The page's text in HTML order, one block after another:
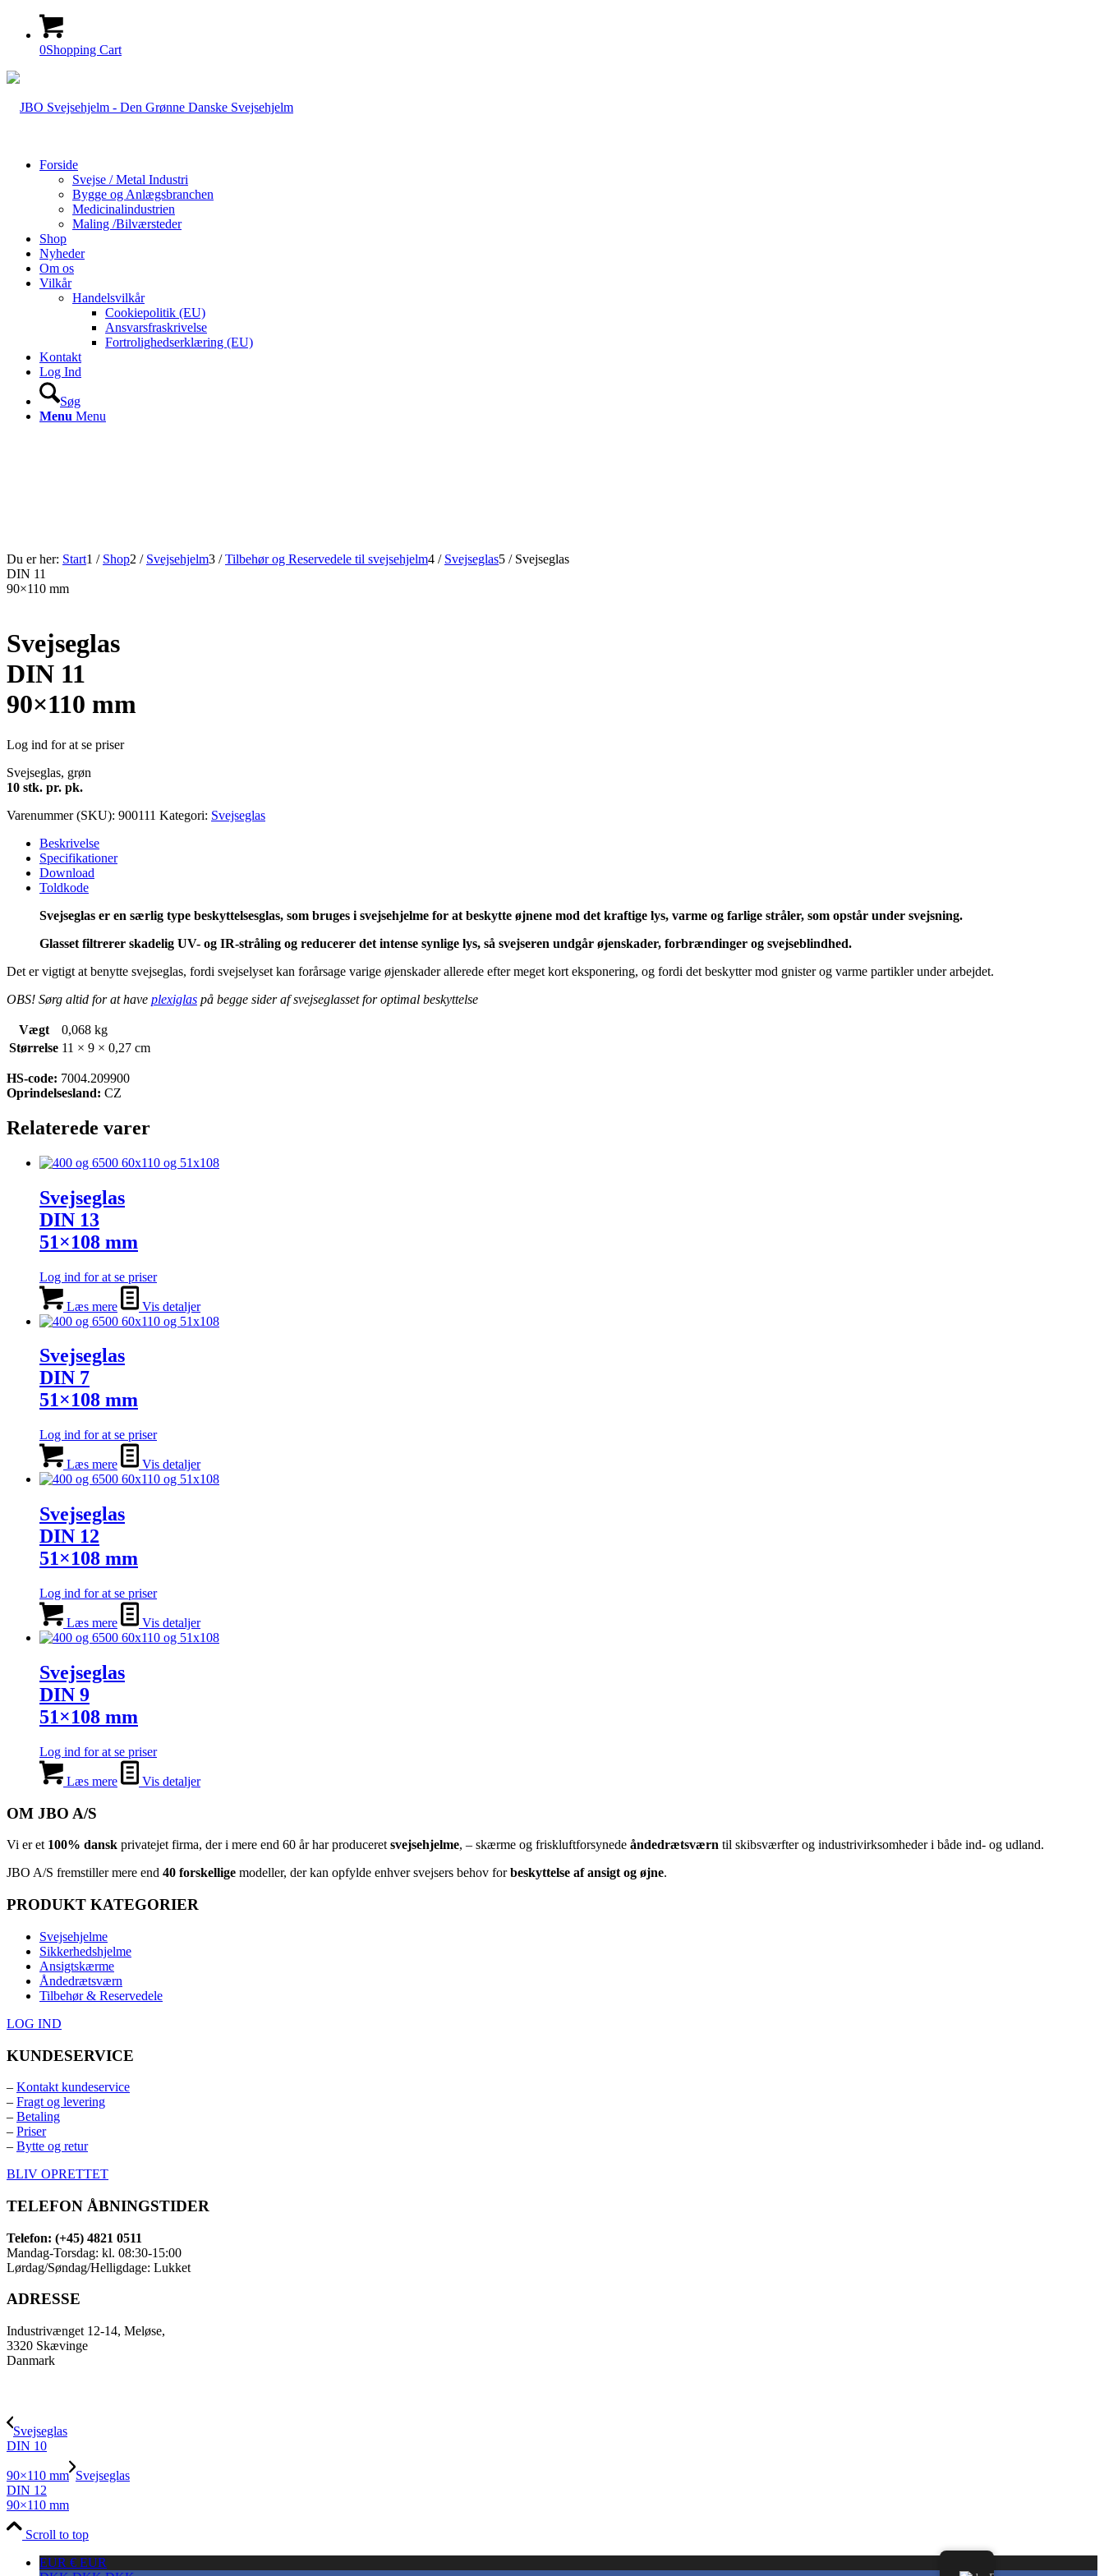
0Shopping Cart
Forside
Svejse / Metal Industri
Bygge og Anlægsbranchen
Medicinalindustrien
Maling /Bilværsteder
Shop
Nyheder
Om os
Vilkår
Handelsvilkår
Cookiepolitik (EU)
Ansvarsfraskrivelse
Fortrolighedserklæring (EU)
Kontakt
Log Ind
Søg
Menu Menu
Du er her: Start1 / Shop2 / Svejsehjelm3 / Tilbehør og Reservedele til svejsehjelm4 / Svejseglas5 / Svejseglas
DIN 11
90×110 mm
Svejseglas
DIN 11
90×110 mm
Log ind for at se priser
Svejseglas, grøn
10 stk. pr. pk.
Varenummer (SKU): 900111 Kategori: Svejseglas
Beskrivelse
Specifikationer
Download
Toldkode
Svejseglas er en særlig type beskyttelsesglas, som bruges i svejsehjelme for at beskytte øjnene mod det kraftige lys, varme og farlige stråler, som opstår under svejsning.
Glasset filtrerer skadelig UV- og IR-stråling og reducerer det intense synlige lys, så svejseren undgår øjenskader, forbrændinger og svejseblindhed.
Det er vigtigt at benytte svejseglas, fordi svejselyset kan forårsage varige øjenskader allerede efter meget kort eksponering, og fordi det beskytter mod gnister og varme partikler under arbejdet.
OBS! Sørg altid for at have plexiglas på begge sider af svejseglasset for optimal beskyttelse
Vægt
0,068 kg
Størrelse 11 × 9 × 0,27 cm
HS-code: 7004.209900
Oprindelsesland: CZ
Relaterede varer
Svejseglas
DIN 13
51×108 mm
Log ind for at se priser
Læs mere Vis detaljer
Svejseglas
DIN 7
51×108 mm
Log ind for at se priser
Læs mere Vis detaljer
Svejseglas
DIN 12
51×108 mm
Log ind for at se priser
Læs mere Vis detaljer
Svejseglas
DIN 9
51×108 mm
Log ind for at se priser
Læs mere Vis detaljer
OM JBO A/S
Vi er et 100% dansk privatejet firma, der i mere end 60 år har produceret svejsehjelme, – skærme og friskluftforsynede åndedrætsværn til skibsværfter og industrivirksomheder i både ind- og udland.
JBO A/S ⁦ fremstiller mere end 40 forskellige modeller, der kan opfylde enhver svejsers behov forbeskyttelse af ansigt og øjne.⁩
PRODUKT KATEGORIER
Svejsehjelme
Sikkerhedshjelme
Ansigtskærme
Åndedrætsværn
Tilbehør & Reservedele
LOG IND
KUNDESERVICE
– Kontakt kundeservice
– Fragt og levering
– Betaling
– Priser
– Bytte og retur
BLIV OPRETTET
TELEFON ÅBNINGSTIDER
Telefon: (+45) 4821 0511
Mandag-Torsdag: kl. 08:30-15:00
Lørdag/Søndag/Helligdage: Lukket
ADRESSE
Industrivænget 12-14, Meløse,
3320 Skævinge
Danmark
Svejseglas
DIN 10
90×110 mm Svejseglas
DIN 12
90×110 mm
Scroll to top
EUR € EUR